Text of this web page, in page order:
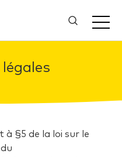
§5 de la loi sur le